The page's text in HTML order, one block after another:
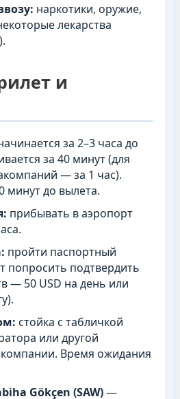
наркотики, оружие,
лекарства
и
за 2–3 часа до
за 40 минут (для
— за 1 час).
минут до вылета.
прибывать в аэропорт
пройти паспортный
попросить подтвердить
— 50 USD на день или
стойка с табличкой
или другой
Время ожидания
Gökçen (SAW)—